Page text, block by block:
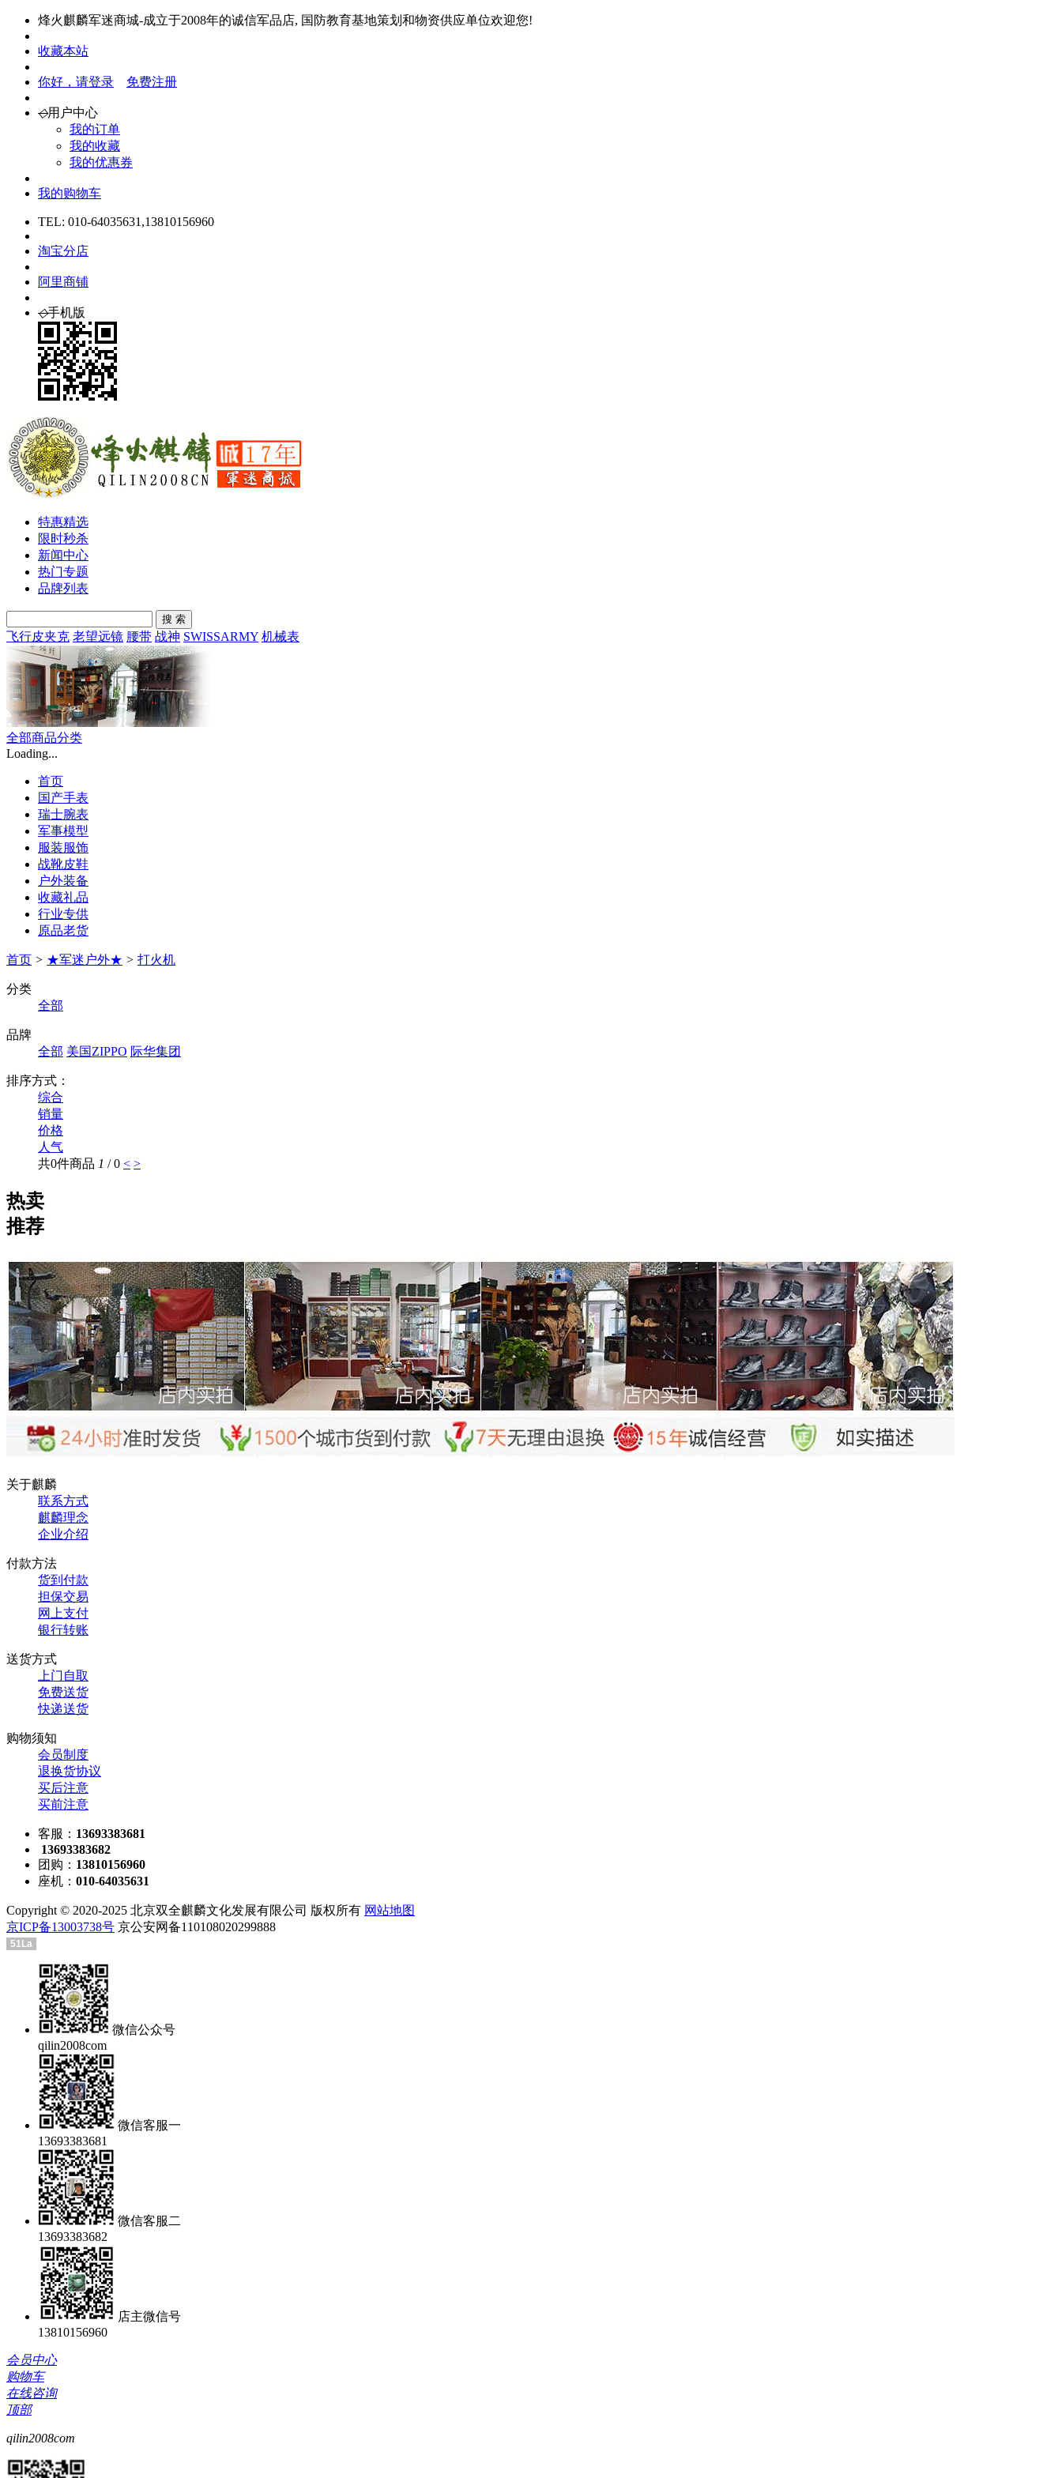
烽火麒麟军迷商城-成立于2008年的诚信军品店, 国防教育基地策划和物资供应单位欢迎您!
收藏本站
你好，请登录 免费注册
◇用户中心
我的订单
我的收藏
我的优惠券
我的购物车
TEL: 010-64035631,13810156960
淘宝分店
阿里商铺
◇手机版
特惠精选
限时秒杀
新闻中心
热门专题
品牌列表
搜 索
飞行皮夹克 老望远镜 腰带 战神 SWISSARMY 机械表
全部商品分类
Loading...
首页
国产手表
瑞士腕表
军事模型
服装服饰
战靴皮鞋
户外装备
收藏礼品
行业专供
原品老货
首页 > ★军迷户外★ > 打火机
分类
全部
品牌
全部 美国ZIPPO 际华集团
排序方式：
综合
销量
价格
人气
共0件商品 1 / 0 < >
热卖
推荐
关于麒麟
联系方式
麒麟理念
企业介绍
付款方法
货到付款
担保交易
网上支付
银行转账
送货方式
上门自取
免费送货
快递送货
购物须知
会员制度
退换货协议
买后注意
买前注意
客服： 13693383681
13693383682
团购： 13810156960
座机： 010-64035631
Copyright © 2020-2025 北京双全麒麟文化发展有限公司 版权所有 网站地图
京ICP备13003738号 京公安网备110108020299888
51La
微信公众号
qilin2008com
微信客服一
13693383681
微信客服二
13693383682
店主微信号
13810156960
会员中心
购物车
在线咨询
顶部
qilin2008com